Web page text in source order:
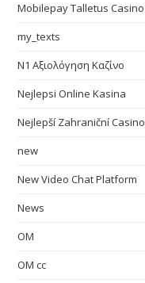
Mobilepay Talletus Casino
my_texts
N1 Αξιολόγηση Καζίνο
Nejlepsi Online Kasina
Nejlepší Zahraniční Casino
new
New Video Chat Platform
News
OM
OM cc